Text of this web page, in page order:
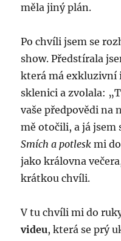
měla jiný plán.
Po chvíli jsem se
show. Předstírala
která má exkluzivní
sklenici a zvolala:
vaše předpovědi na
mě otočili, a já jsem
Smích a potlesk mi
jako královna
krátkou chvíli.
V tu chvíli mi do
videu, která se prý